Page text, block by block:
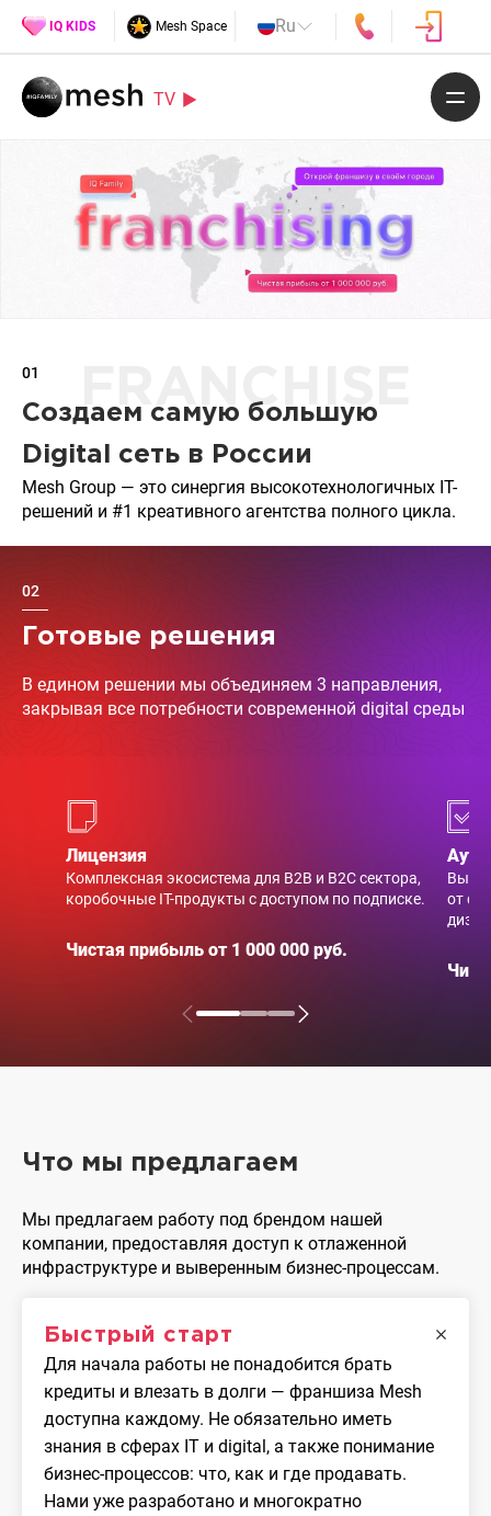
IQ KIDS Mesh Space Ru
TV
FRANCHISE
01
Создаем самую большую
Digital сеть в России
Mesh Group — это синергия высокотехнологичных IT-
решений и #1 креативного агентства полного цикла.
02
Готовые решения
В едином решении мы объединяем 3 направления,
закрывая все потребности современной digital среды
Лицензия
Комплексная экосистема для B2B и B2C сектора,
коробочные IT-продукты с доступом по подписке.
Чистая прибыль от 1 000 000 руб.
от
Что мы предлагаем
Мы предлагаем работу под брендом нашей
компании, предоставляя доступ к отлаженной
инфраструктуре и выверенным бизнес-процессам.
Быстрый старт
Для начала работы не понадобится брать
кредиты и влезать в долги — франшиза Mesh
доступна каждому. Не обязательно иметь
знания в сферах IT и digital, а также понимание
бизнес-процессов: что, как и где продавать.
Нами уже разработано и многократно